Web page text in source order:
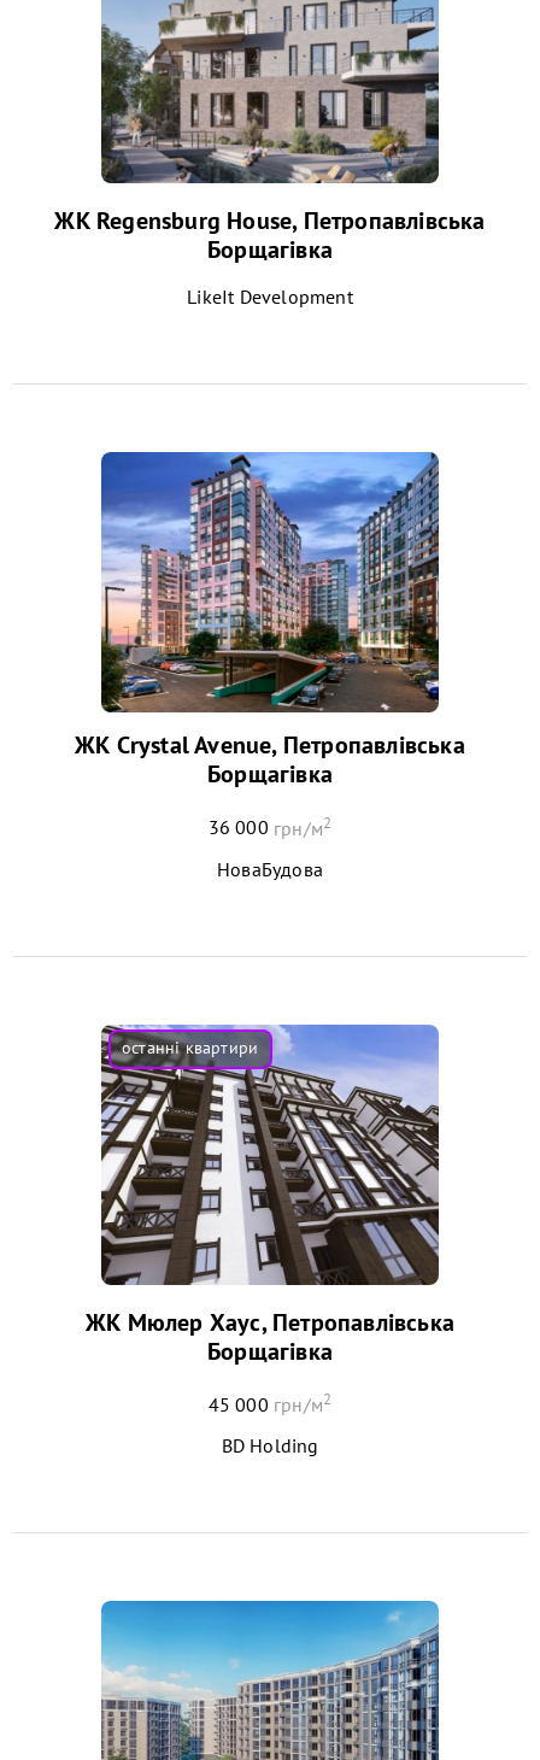
ЖК Regensburg House, Петропавлівська
Борщагівка
LikeIt Development
ЖК Crystal Avenue, Петропавлівська
Борщагівка
36 000 грн/м2
НоваБудова
ЖК Мюлер Хаус, Петропавлівська
Борщагівка
45 000 грн/м2
BD Holding